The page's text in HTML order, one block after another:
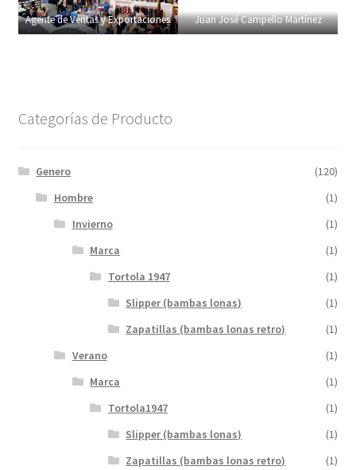
Agente de Ventas y Exportaciones Juan José Campello Martínez
Categorías de Producto
Genero
(120)
Hombre
(1)
Invierno
(1)
Marca
(1)
Tortola 1947
(1)
Slipper (bambas lonas)
(1)
Zapatillas (bambas lonas retro)
(1)
Verano
(1)
Marca
(1)
Tortola1947
(1)
Slipper (bambas lonas)
(1)
Zapatillas (bambas lonas retro)
(1)